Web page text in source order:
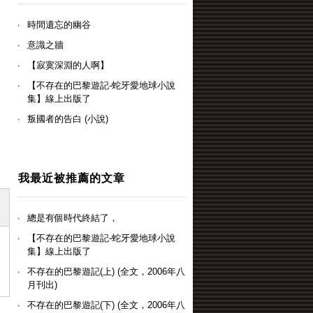
時間遺忘的幽谷
意識之牆
【寂寞深淵的人啊】
【不存在的巴黎遊記-蛇牙愛地球小說
集】線上出版了
叛國者的告白 (小說)
我最近被推薦的文章
總是有個時代終結了，
【不存在的巴黎遊記-蛇牙愛地球小說
集】線上出版了
不存在的巴黎遊記(上) (全文，2006年八
月刊出)
不存在的巴黎遊記(下) (全文，2006年八